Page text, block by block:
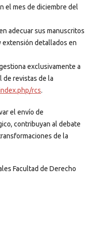
el mes de diciembre del
adecuar sus manuscritos
extensión detallados en
exclusivamente a
de revistas de la
rcs.
el envío de
contribuyan al debate
de la
Facultad de Derecho